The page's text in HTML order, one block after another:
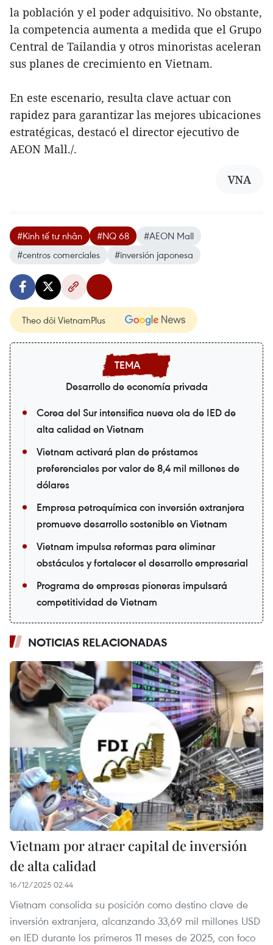
la población y el poder adquisitivo. No obstante,
la competencia aumenta a medida que el Grupo
Central de Tailandia y otros minoristas aceleran
sus planes de crecimiento en Vietnam.
En este escenario, resulta clave actuar con
rapidez para garantizar las mejores ubicaciones
estratégicas, destacó el director ejecutivo de
AEON Mall./.
VNA
#Kinh tế tư nhân #NQ 68
#AEON Mall
#centros comerciales
#inversión japonesa
Theo dõi VietnamPlus
Desarrollo de economía privada
Corea del Sur intensifica nueva ola de IED de
alta calidad en Vietnam
Vietnam activará plan de préstamos
preferenciales por valor de 8,4 mil millones de
dólares
Empresa petroquímica con inversión extranjera
promueve desarrollo sostenible en Vietnam
Vietnam impulsa reformas para eliminar
obstáculos y fortalecer el desarrollo empresarial
Programa de empresas pioneras impulsará
competitividad de Vietnam
NOTICIAS RELACIONADAS
Vietnam por atraer capital de inversión
de alta calidad
16/12/2025 02:44
Vietnam consolida su posición como destino clave de
inversión extranjera, alcanzando 33,69 mil millones USD
en IED durante los primeros 11 meses de 2025, con foco